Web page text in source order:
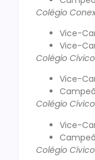
Colégio
Vice-
Vice-
Colégio
Vice-
Colégio
Vice-
Colégio